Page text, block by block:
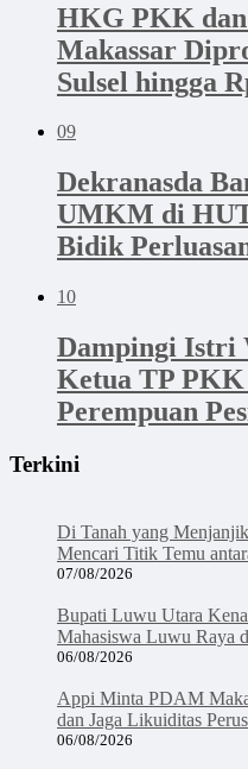
HKG PKK
Makassar
Sulsel hingga
09
Dekranasda
UMKM di
Bidik
10
Dampingi Istri
Ketua TP
Perempuan
Terkini
Di Tanah yang
Mencari Titik Temu
07/08/2026
Bupati Luwu Utara
Mahasiswa Luwu Raya
06/08/2026
Appi Minta PDAM
dan Jaga Likuiditas
06/08/2026